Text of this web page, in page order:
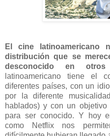
El cine latinoamericano
distribución que se
desconocido en otros
latinoamericano tiene el
diferentes países, con un
por la diferente
hablados) y con un
para ser conocido. Y hoy
como Netflix nos